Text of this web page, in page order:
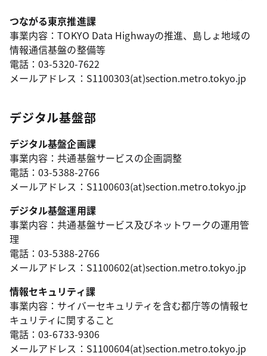
つながる東京推進課
事業内容：TOKYO Data Highwayの推進、島しょ地域の
情報通信基盤の整備等
電話：03-5320-7622
メールアドレス：S1100303(at)section.metro.tokyo.jp
デジタル基盤部
デジタル基盤企画課
事業内容：共通基盤サービスの企画調整
電話：03-5388-2766
メールアドレス：S1100603(at)section.metro.tokyo.jp
デジタル基盤運用課
事業内容：共通基盤サービス及びネットワークの運用管
理
電話：03-5388-2766
メールアドレス：S1100602(at)section.metro.tokyo.jp
情報セキュリティ課
事業内容：サイバーセキュリティを含む都庁等の情報セ
キュリティに関すること
電話：03-6733-9306
メールアドレス：S1100604(at)section.metro.tokyo.jp